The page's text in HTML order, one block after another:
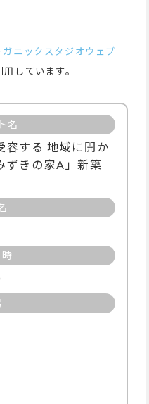
ガニックスタジオウェブ
用しています。
名
容する 地域に開か
ずきの家A」新築